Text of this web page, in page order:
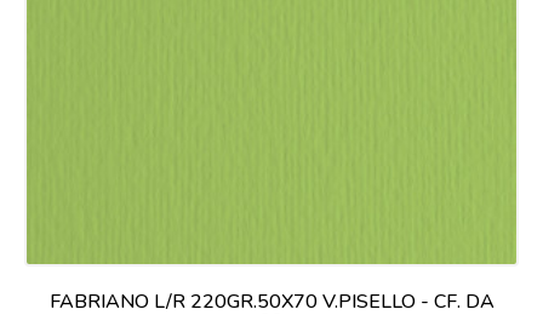
FABRIANO L/R 220GR.50X70 V.PISELLO - CF. DA